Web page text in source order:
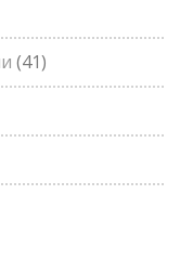
(41)